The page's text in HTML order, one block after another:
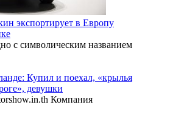
экспортирует в Европу
с символическим названием
Купил и поехал, «крылья
девушки
Компания